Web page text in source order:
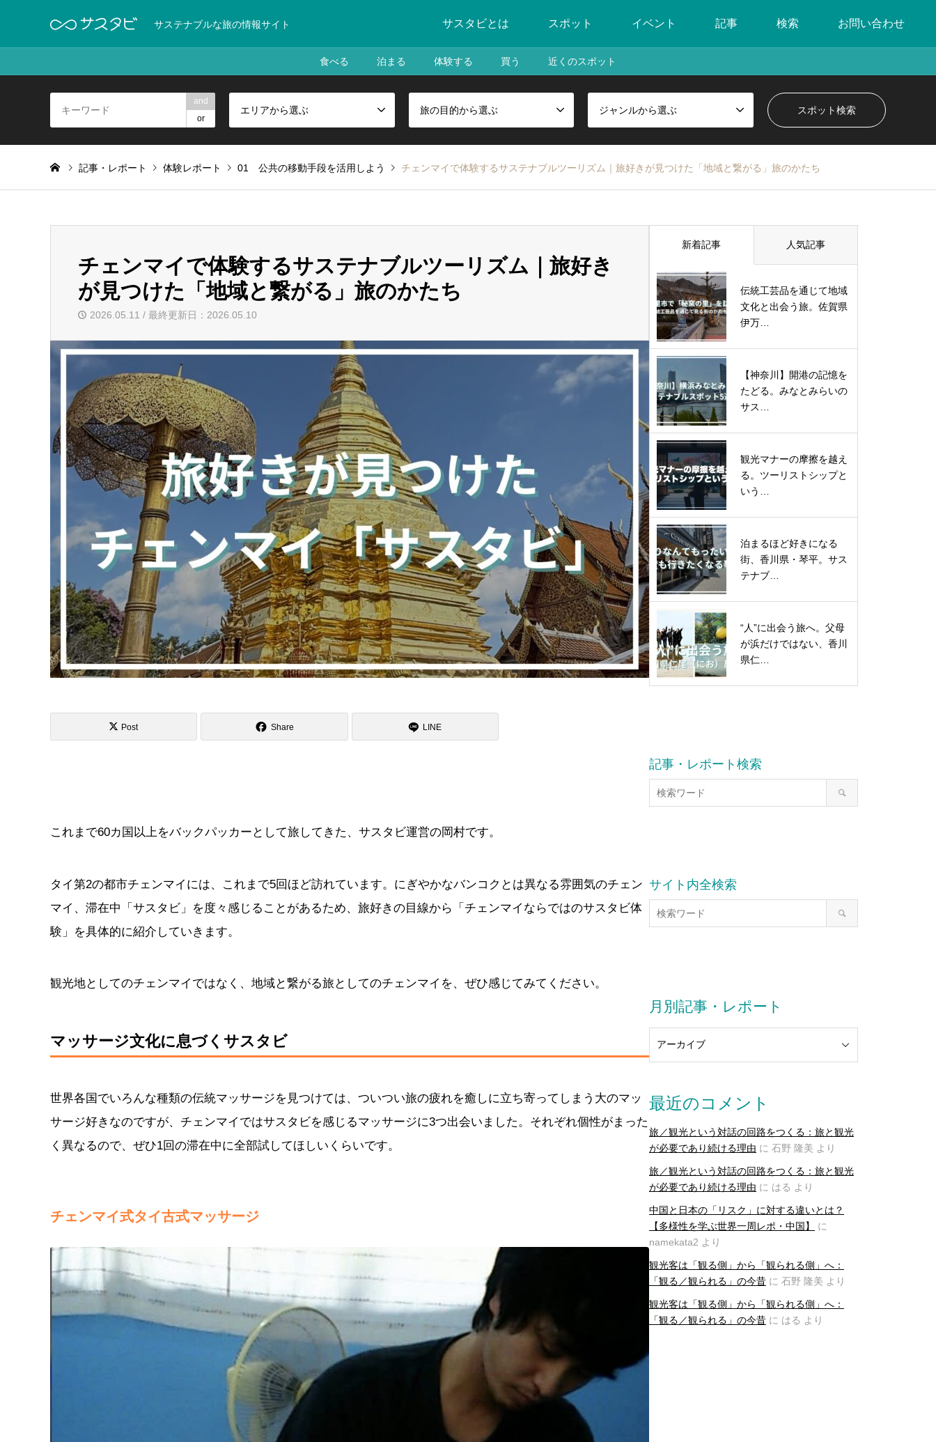
サステナブルな旅の情報サイト サスタビとは スポット イベント 記事 検索 お問い合わせ
食べる 泊まる 体験する 買う 近くのスポット
and
or
エリアから選ぶ 旅の目的から選ぶ ジャンルから選ぶ
記事・レポート 体験レポート 01 公共の移動手段を活用しよう チェンマイで体験するサステナブルツーリズム｜旅好きが見つけた「地域と繋がる」旅のかたち
チェンマイで体験するサステナブルツーリズム｜旅好き
が見つけた「地域と繋がる」旅のかたち
2026.05.11 / 最終更新日：2026.05.10
Post Share LINE
これまで60カ国以上をバックパッカーとして旅してきた、サスタビ運営の岡村です。
タイ第2の都市チェンマイには、これまで5回ほど訪れています。にぎやかなバンコクとは異なる雰囲気のチェン
マイ、滞在中「サスタビ」を度々感じることがあるため、旅好きの目線から「チェンマイならではのサスタビ体
験」を具体的に紹介していきます。
観光地としてのチェンマイではなく、地域と繋がる旅としてのチェンマイを、ぜひ感じてみてください。
マッサージ文化に息づくサスタビ
世界各国でいろんな種類の伝統マッサージを見つけては、ついつい旅の疲れを癒しに立ち寄ってしまう大のマッ
サージ好きなのですが、チェンマイではサスタビを感じるマッサージに3つ出会いました。それぞれ個性がまった
く異なるので、ぜひ1回の滞在中に全部試してほしいくらいです。
チェンマイ式タイ古式マッサージ
新着記事 人気記事
伝統工芸品を通じて地域
文化と出会う旅。佐賀県
伊万…
【神奈川】開港の記憶を
たどる。みなとみらいの
サス…
観光マナーの摩擦を越え
る。ツーリストシップと
いう…
泊まるほど好きになる
街、香川県・琴平。サス
テナブ…
“人”に出会う旅へ。父母
が浜だけではない、香川
県仁…
記事・レポート検索
サイト内全検索
月別記事・レポート
最近のコメント
旅／観光という対話の回路をつくる：旅と観光
が必要であり続ける理由 に 石野 隆美 より
旅／観光という対話の回路をつくる：旅と観光
が必要であり続ける理由 に はる より
中国と日本の「リスク」に対する違いとは？
【多様性を学ぶ世界一周レポ・中国】
に
namekata2 より
観光客は「観る側」から「観られる側」へ：
「観る／観られる」の今昔 に 石野 隆美 より
観光客は「観る側」から「観られる側」へ：
「観る／観られる」の今昔 に はる より